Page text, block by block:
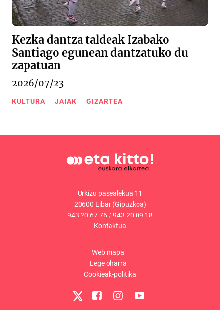
Kezka dantza taldeak Izabako
Santiago egunean dantzatuko du
zapatuan
2026/07/23
KULTURA JAIAK GIZARTEA
Urkizu pasealekua 11
20600 Eibar (Gipuzkoa)
943 20 67 76 /943 20 09 18
Kontaktua
Web mapa
Lege oharra
Cookieak-politika